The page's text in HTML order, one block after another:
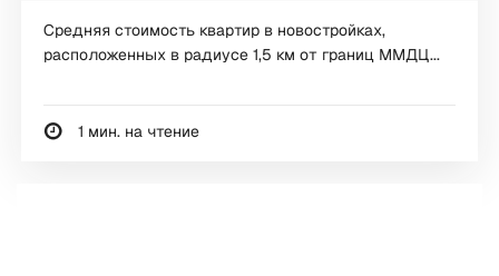
Средняя стоимость квартир в новостройках,
расположенных в радиусе 1,5 км от границ ММДЦ...
1 мин. на чтение